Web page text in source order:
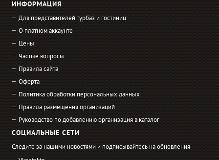
ИНФОРМАЦИЯ
Для представителей турбаз и гостиниц
О платном аккаунте
Цены
Частые вопросы
Правила сайта
Оферта
Политика обработки персональных данных
Правила размещения организаций
Руководство по добавлению организация в каталог
СОЦИАЛЬНЫЕ СЕТИ
Следите за нашими новостями и подписывайтесь на обновления